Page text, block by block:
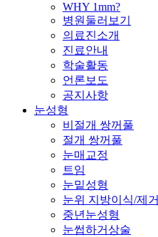
WHY 1mm?
병원둘러보기
의료진소개
진료안내
학술활동
언론보도
공지사항
눈성형
비절개 쌍꺼풀
절개 쌍꺼풀
눈매교정
트임
눈밑성형
눈위 지방이식/제거
중년눈성형
눈썹하거상술